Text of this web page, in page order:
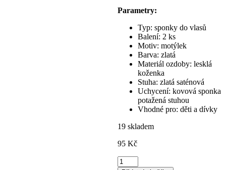
Parametry:
Typ: sponky do vlasů
Balení: 2 ks
Motiv: motýlek
Barva: zlatá
Materiál ozdoby: lesklá
koženka
Stuha: zlatá saténová
Uchycení: kovová sponka
potažená stuhou
Vhodné pro: děti a dívky
19 skladem
95 Kč
Zlaté